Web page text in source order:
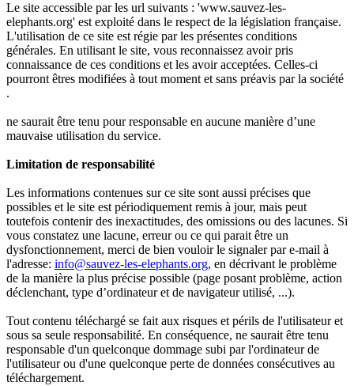
Le site accessible par les url suivants : 'www.sauvez-les-
elephants.org' est exploité dans le respect de la législation française.
L'utilisation de ce site est régie par les présentes conditions
générales. En utilisant le site, vous reconnaissez avoir pris
connaissance de ces conditions et les avoir acceptées. Celles-ci
pourront êtres modifiées à tout moment et sans préavis par la société
.
ne saurait être tenu pour responsable en aucune manière d’une
mauvaise utilisation du service.
Limitation de responsabilité
Les informations contenues sur ce site sont aussi précises que
possibles et le site est périodiquement remis à jour, mais peut
toutefois contenir des inexactitudes, des omissions ou des lacunes. Si
vous constatez une lacune, erreur ou ce qui parait être un
dysfonctionnement, merci de bien vouloir le signaler par e-mail à
l'adresse: info@sauvez-les-elephants.org, en décrivant le problème
de la manière la plus précise possible (page posant problème, action
déclenchant, type d’ordinateur et de navigateur utilisé, ...).
Tout contenu téléchargé se fait aux risques et périls de l'utilisateur et
sous sa seule responsabilité. En conséquence, ne saurait être tenu
responsable d'un quelconque dommage subi par l'ordinateur de
l'utilisateur ou d'une quelconque perte de données consécutives au
téléchargement.